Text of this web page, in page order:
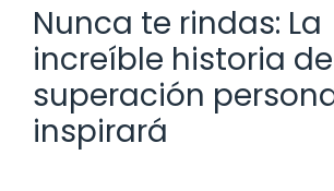
Nunca te rindas: La
increíble historia de
superación
inspirará